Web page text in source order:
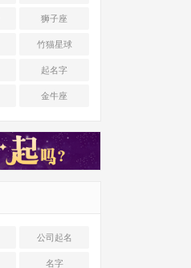
狮子座
竹猫星球
起名字
金牛座
公司起名
名字